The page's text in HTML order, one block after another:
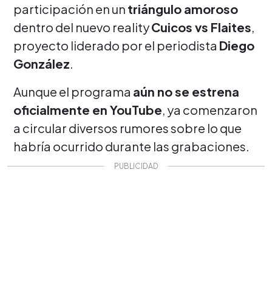
participación en un triángulo amoroso
dentro del nuevo realityCuicos vs Flaites,
proyecto liderado por el periodista Diego
González.
Aunque el programa aún no se estrena
oficialmente en YouTube, ya comenzaron
a circular diversos rumores sobre lo que
habría ocurrido durante las grabaciones.